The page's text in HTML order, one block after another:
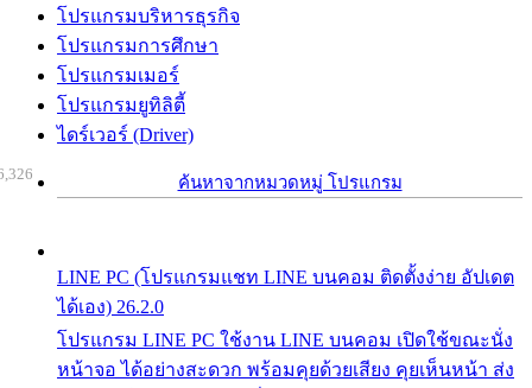
โปรแกรมบริหารธุรกิจ
โปรแกรมการศึกษา
โปรแกรมเมอร์
โปรแกรมยูทิลิตี้
ไดร์เวอร์ (Driver)
ค้นหาจากหมวดหมู่ โปรแกรม
LINE PC (โปรแกรมแชท LINE บนคอม ติดตั้งง่าย อัปเดต
ได้เอง) 26.2.0
โปรแกรม LINE PC ใช้งาน LINE บนคอม เปิดใช้ขณะนั่ง
หน้าจอ ได้อย่างสะดวก พร้อมคุยด้วยเสียง คุยเห็นหน้า ส่ง